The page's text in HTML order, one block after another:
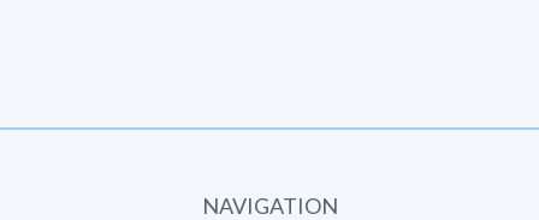
NAVIGATION